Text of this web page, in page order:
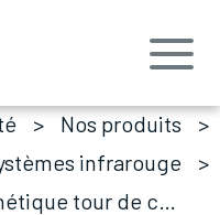
Nos produits
infrarouge
Boucle à induction magnétique tour de cou DCIR-NL1